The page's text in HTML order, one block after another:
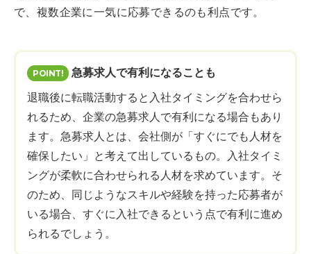
で、複数企業に一気に応募できるのも利点です。
急募求人で有利になることも
退職後に転職活動すると入社タイミングを合わせら
れるため、企業の急募求人で有利になる場合もあり
ます。急募求人とは、会社側が「すぐにでも人材を
確保したい」と考えて出しているもの。入社タイミ
ングが柔軟に合わせられる人材を求めています。そ
のため、同じようなスキルや経験を持った応募者が
いる場合、すぐに入社できるという点で有利に進め
られるでしょう。